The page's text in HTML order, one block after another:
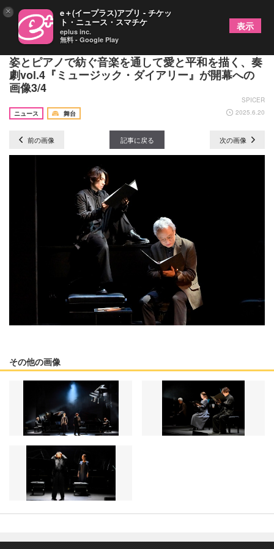
三宅健、馬場ふみからが出演 恋人たちの愛し合う
姿とピアノで紡ぐ音楽を通して愛と平和を描く、奏
劇vol.4『ミュージック・ダイアリー』が開幕への
画像3/4
SPICER
ニュース
舞台 2025.6.20
前の画像 記事に戻る 次の画像
その他の画像
× e＋(イープラス)アプリ - チケッ
ト・ニュース・スマチケ
eplus inc.
無料 - Google Play
表示